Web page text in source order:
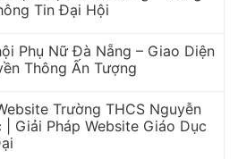
Tin Đại Hội
Phụ Nữ Đà Nẵng – Giao Diện
Thông Ấn Tượng
Trường THCS Nguyễn
Giải Pháp Website Giáo Dục